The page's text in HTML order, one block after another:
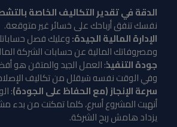
الدقة في تقدير التكاليف الخاصة
نفسك تنفق أرباحك على خسائر غير متوقعة.
الإدارة المالية الجيدة:وعليك فصل
ومصروفاتك المالية عن حسابات الشركة
جودة التنفيذ: العمل الجيد والمتقن هو
وفي الوقت نفسه سَيقلل من تكاليف
سرعة الإنجاز (مع الحفاظ على الجودة):
أنهيت المشروع أسرع، كلما تمكنت من بدء
يزداد هامش ربح الشركة.